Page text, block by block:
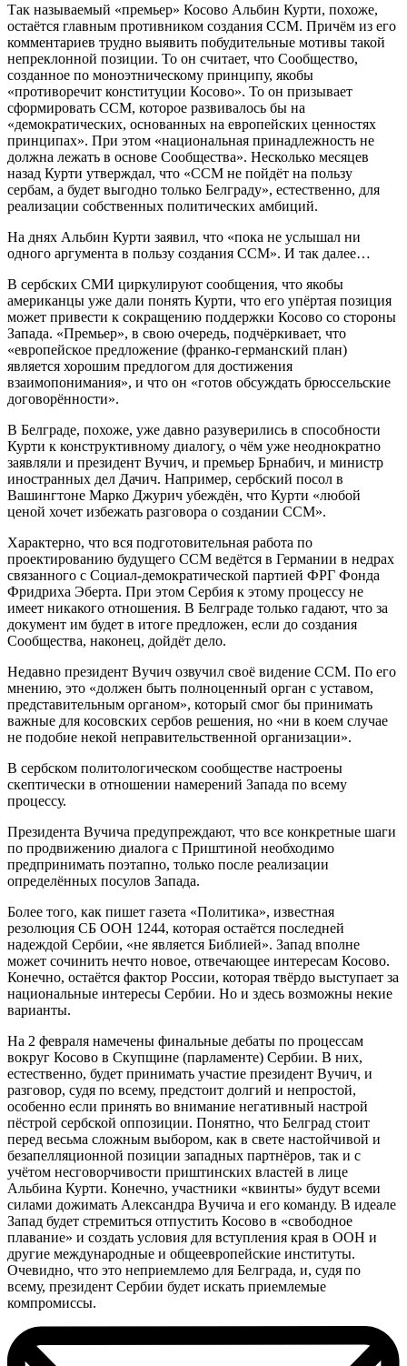
Так называемый «премьер» Косово Альбин Курти, похоже,
остаётся главным противником создания ССМ. Причём из его
комментариев трудно выявить побудительные мотивы такой
непреклонной позиции. То он считает, что Сообщество,
созданное по моноэтническому принципу, якобы
«противоречит конституции Косово». То он призывает
сформировать ССМ, которое развивалось бы на
«демократических, основанных на европейских ценностях
принципах». При этом «национальная принадлежность не
должна лежать в основе Сообщества». Несколько месяцев
назад Курти утверждал, что «ССМ не пойдёт на пользу
сербам, а будет выгодно только Белграду», естественно, для
реализации собственных политических амбиций.
На днях Альбин Курти заявил, что «пока не услышал ни
одного аргумента в пользу создания ССМ». И так далее…
В сербских СМИ циркулируют сообщения, что якобы
американцы уже дали понять Курти, что его упёртая позиция
может привести к сокращению поддержки Косово со стороны
Запада. «Премьер», в свою очередь, подчёркивает, что
«европейское предложение (франко-германский план)
является хорошим предлогом для достижения
взаимопонимания», и что он «готов обсуждать брюссельские
договорённости».
В Белграде, похоже, уже давно разуверились в способности
Курти к конструктивному диалогу, о чём уже неоднократно
заявляли и президент Вучич, и премьер Брнабич, и министр
иностранных дел Дачич. Например, сербский посол в
Вашингтоне Марко Джурич убеждён, что Курти «любой
ценой хочет избежать разговора о создании ССМ».
Характерно, что вся подготовительная работа по
проектированию будущего ССМ ведётся в Германии в недрах
связанного с Социал-демократической партией ФРГ Фонда
Фридриха Эберта. При этом Сербия к этому процессу не
имеет никакого отношения. В Белграде только гадают, что за
документ им будет в итоге предложен, если до создания
Сообщества, наконец, дойдёт дело.
Недавно президент Вучич озвучил своё видение ССМ. По его
мнению, это «должен быть полноценный орган с уставом,
представительным органом», который смог бы принимать
важные для косовских сербов решения, но «ни в коем случае
не подобие некой неправительственной организации».
В сербском политологическом сообществе настроены
скептически в отношении намерений Запада по всему
процессу.
Президента Вучича предупреждают, что все конкретные шаги
по продвижению диалога с Приштиной необходимо
предпринимать поэтапно, только после реализации
определённых посулов Запада.
Более того, как пишет газета «Политика», известная
резолюция СБ ООН 1244, которая остаётся последней
надеждой Сербии, «не является Библией». Запад вполне
может сочинить нечто новое, отвечающее интересам Косово.
Конечно, остаётся фактор России, которая твёрдо выступает за
национальные интересы Сербии. Но и здесь возможны некие
варианты.
На 2 февраля намечены финальные дебаты по процессам
вокруг Косово в Скупщине (парламенте) Сербии. В них,
естественно, будет принимать участие президент Вучич, и
разговор, судя по всему, предстоит долгий и непростой,
особенно если принять во внимание негативный настрой
пёстрой сербской оппозиции. Понятно, что Белград стоит
перед весьма сложным выбором, как в свете настойчивой и
безапелляционной позиции западных партнёров, так и с
учётом несговорчивости приштинских властей в лице
Альбина Курти. Конечно, участники «квинты» будут всеми
силами дожимать Александра Вучича и его команду. В идеале
Запад будет стремиться отпустить Косово в «свободное
плавание» и создать условия для вступления края в ООН и
другие международные и общеевропейские институты.
Очевидно, что это неприемлемо для Белграда, и, судя по
всему, президент Сербии будет искать приемлемые
компромиссы.